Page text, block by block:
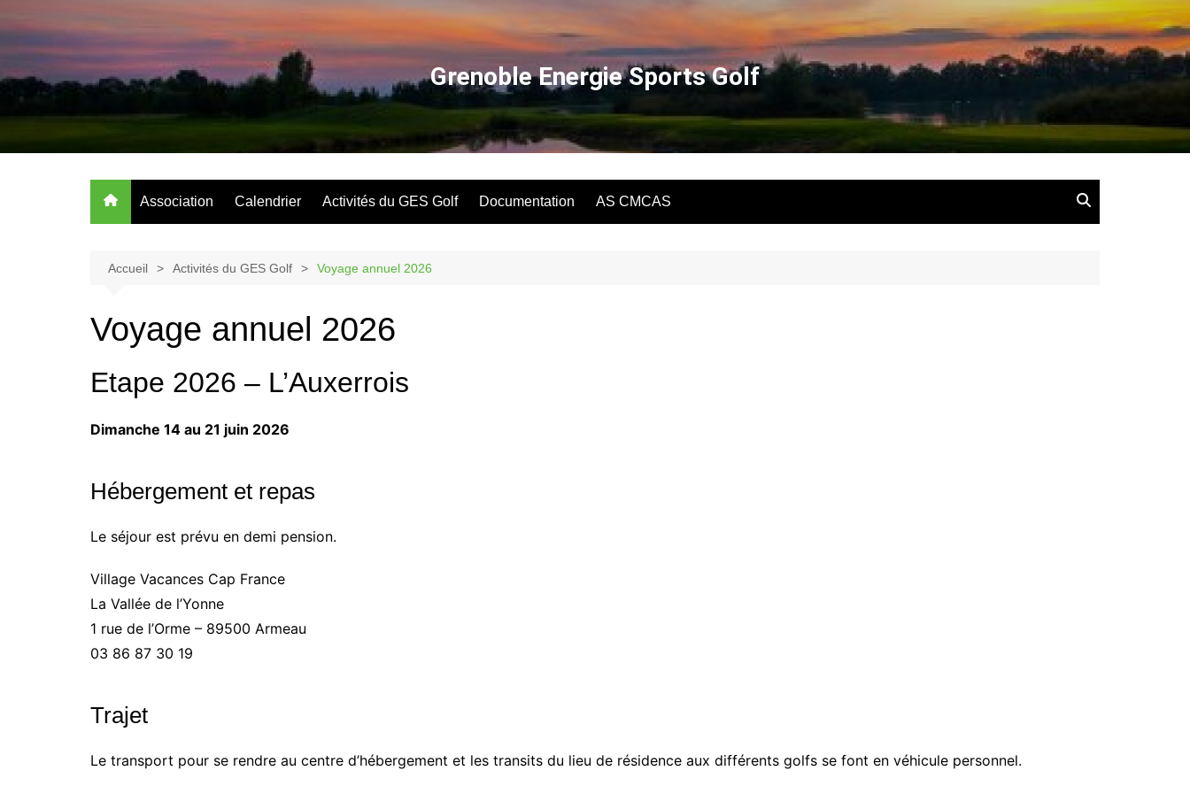
au
contenu
Grenoble Energie Sports Golf
Association Calendrier Activités du GES Golf Documentation AS CMCAS
Accueil Activités du GES Golf Voyage annuel 2026
Voyage annuel 2026
Etape 2026 – L’Auxerrois
Dimanche 14 au 21 juin 2026
Hébergement et repas
Le séjour est prévu en demi pension.
Village Vacances Cap France
La Vallée de l’Yonne
1 rue de l’Orme – 89500 Armeau
03 86 87 30 19
Trajet
Le transport pour se rendre au centre d’hébergement et les transits du lieu de résidence aux différents golfs se font en véhicule personnel.